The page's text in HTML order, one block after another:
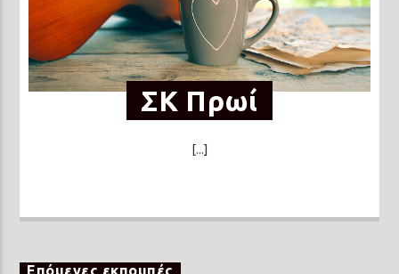
ΣΚ Πρωί
[...]